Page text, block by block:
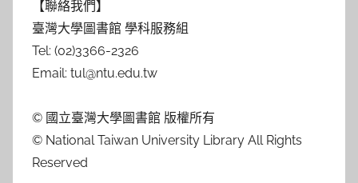
【聯絡我們】
臺灣大學圖書館 學科服務組
Tel: (02)3366-2326
Email: tul@ntu.edu.tw
© 國立臺灣大學圖書館 版權所有
© National Taiwan University Library All Rights
Reserved